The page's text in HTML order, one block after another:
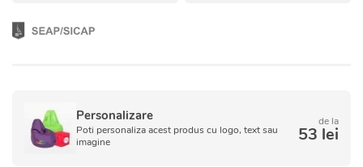
Personalizare
Poti personaliza acest produs cu logo, text sau
imagine
de la
53 lei